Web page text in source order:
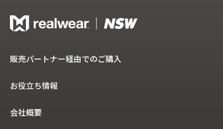
販売パートナー経由でのご購入
お役立ち情報
会社概要